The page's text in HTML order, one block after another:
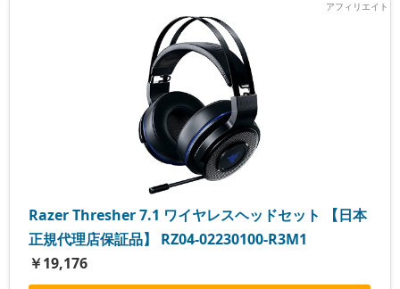
Razer Thresher 7.1 ワイヤレスヘッドセット 【日本
正規代理店保証品】 RZ04-02230100-R3M1
￥19,176